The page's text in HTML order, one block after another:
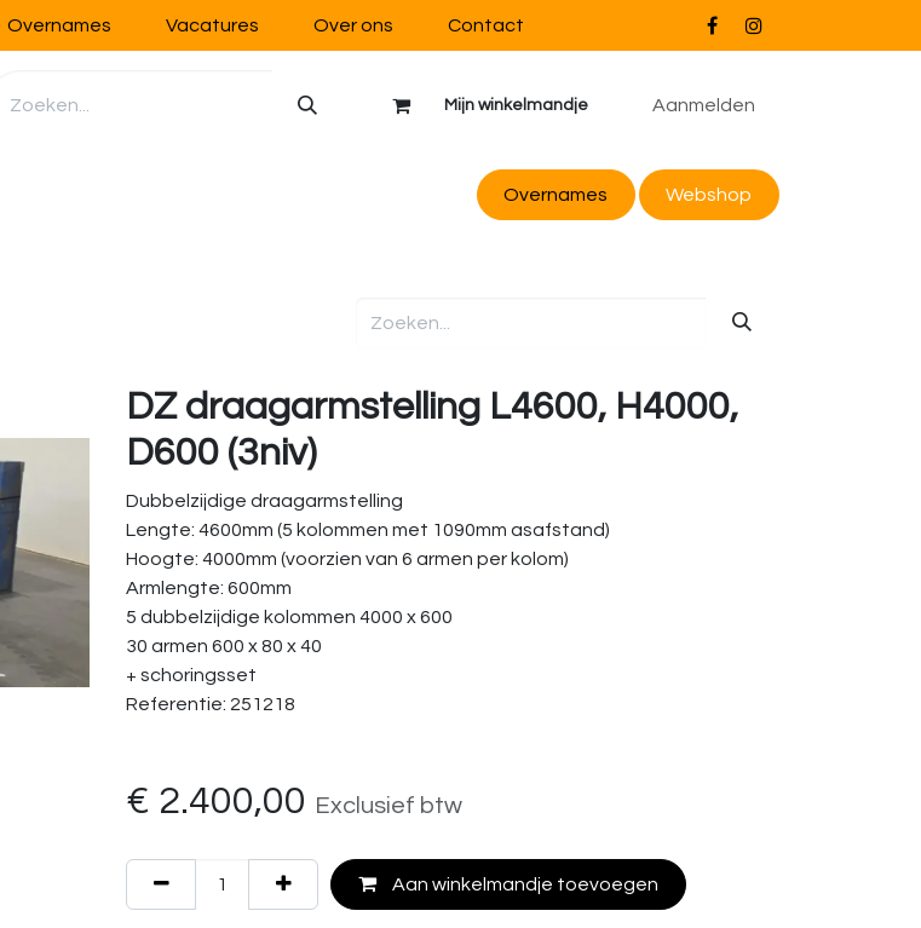
Overnames Vacatures Over ons Contact
Mijn winkelmandje Aanmelden
Overnames Webshop
DZ draagarmstelling L4600, H4000,
D600 (3niv)
Dubbelzijdige draagarmstelling
Lengte: 4600mm (5 kolommen met 1090mm asafstand)
Hoogte: 4000mm (voorzien van 6 armen per kolom)
Armlengte: 600mm
5 dubbelzijdige kolommen 4000 x 600
30 armen 600 x 80 x 40
+ schoringsset
Referentie: 251218
€ 2.400,00 Exclusief btw
Aan winkelmandje toevoegen